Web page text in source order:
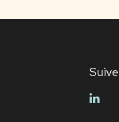
linkedin